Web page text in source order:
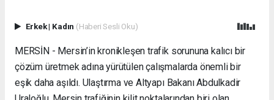
Erkek| Kadın (Haberi Sesli Oku)
MERSİN - Mersin’in kronikleşen trafik sorununa kalıcı bir
çözüm üretmek adına yürütülen çalışmalarda önemli bir
eşik daha aşıldı. Ulaştırma ve Altyapı Bakanı Abdulkadir